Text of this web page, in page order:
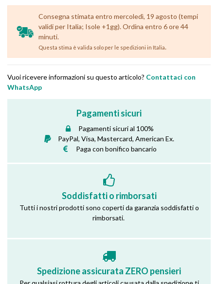
Consegna stimata entro mercoledì, 19 agosto (tempi
validi per Italia; Isole +1gg). Ordina entro 6 ore 44
minuti.
Questa stima è valida solo per le spedizioni in Italia.
Vuoi ricevere informazioni su questo articolo? Contattaci con
WhatsApp
Pagamenti sicuri
Pagamenti sicuri al 100%
PayPal, Visa, Mastercard, American Ex.
Paga con bonifico bancario
Soddisfatti o rimborsati
Tutti i nostri prodotti sono coperti da garanzia soddisfatti o
rimborsati.
Spedizione assicurata ZERO pensieri